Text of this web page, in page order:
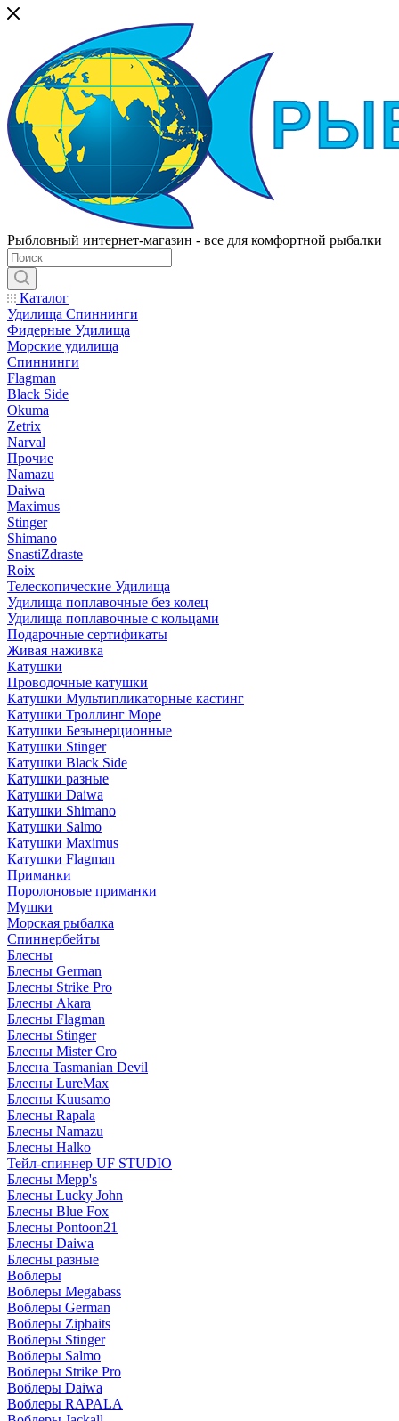
Рыбловный интернет-магазин - все для комфортной рыбалки
Каталог
Удилища Спиннинги
Фидерные Удилища
Морские удилища
Спиннинги
Flagman
Black Side
Okuma
Zetrix
Narval
Прочие
Namazu
Daiwa
Maximus
Stinger
Shimano
SnastiZdraste
Roix
Телескопические Удилища
Удилища поплавочные без колец
Удилища поплавочные с кольцами
Подарочные сертификаты
Живая наживка
Катушки
Проводочные катушки
Катушки Мультипликаторные кастинг
Катушки Троллинг Море
Катушки Безынерционные
Катушки Stinger
Катушки Black Side
Катушки разные
Катушки Daiwa
Катушки Shimano
Катушки Salmo
Катушки Maximus
Катушки Flagman
Приманки
Поролоновые приманки
Мушки
Морская рыбалка
Спиннербейты
Блесны
Блесны German
Блесны Strike Pro
Блесны Akara
Блесны Flagman
Блесны Stinger
Блесны Mister Cro
Блесна Tasmanian Devil
Блесны LureMax
Блесны Kuusamo
Блесны Rapala
Блесны Namazu
Блесны Halko
Тейл-спиннер UF STUDIO
Блесны Mepp's
Блесны Lucky John
Блесны Blue Fox
Блесны Pontoon21
Блесны Daiwa
Блесны разные
Воблеры
Воблеры Megabass
Воблеры German
Воблеры Zipbaits
Воблеры Stinger
Воблеры Salmo
Воблеры Strike Pro
Воблеры Daiwa
Воблеры RAPALA